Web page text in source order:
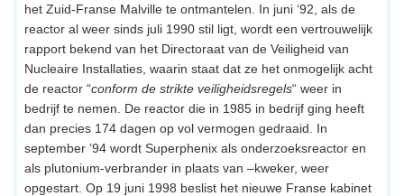
het Zuid-Franse Malville te ontmantelen. In juni ‘92, als de
reactor al weer sinds juli 1990 stil ligt, wordt een vertrouwelijk
rapport bekend van het Directoraat van de Veiligheid van
Nucleaire Installaties, waarin staat dat ze het onmogelijk acht
de reactor “conform de strikte veiligheidsregels“ weer in
bedrijf te nemen. De reactor die in 1985 in bedrijf ging heeft
dan precies 174 dagen op vol vermogen gedraaid. In
september ’94 wordt Superphenix als onderzoeksreactor en
als plutonium-verbrander in plaats van –kweker, weer
opgestart. Op 19 juni 1998 beslist het nieuwe Franse kabinet